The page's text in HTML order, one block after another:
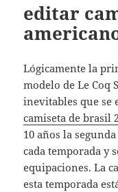
editar
Lógicamente la
modelo de Le Coq
inevitables que se
camiseta de brasil
10 años la
cada temporada y
equipaciones. La
esta temporada